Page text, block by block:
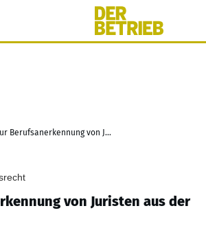
Zur Berufsanerkennung von Juristen aus der EU
von Juristen aus der